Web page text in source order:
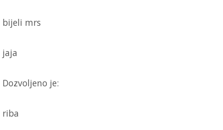
bijeli mrs
jaja
Dozvoljeno je:
riba